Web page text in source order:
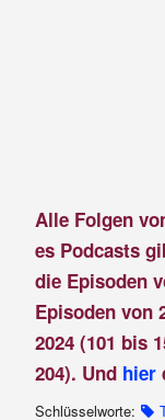
Alle Folgen
es Podcasts
die Episoden
Episoden von
2024 (101 bis
204). Und hier
Schlüsselworte: